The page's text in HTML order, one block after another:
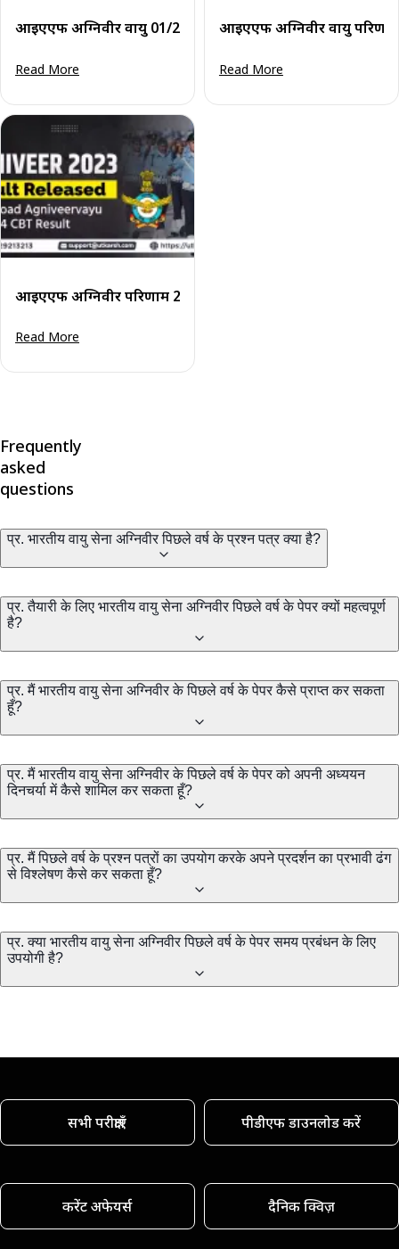
आईएएफ अग्निवीर वायु 01/2027 परिणाम जारी: फेज 1 परिणाम
Read More
आईएएफ अग्निवीर वायु
Read More
आईएएफ अग्निवीर परिणाम 2023 जारी - अग्निवीरवायु 01/2024
Read More
Frequently
asked
questions
प्र. भारतीय वायु सेना अग्निवीर पिछले वर्ष के प्रश्न पत्र क्या है?
प्र. तैयारी के लिए भारतीय वायु सेना अग्निवीर पिछले वर्ष के पेपर क्यों महत्वपूर्ण
है?
प्र. मैं भारतीय वायु सेना अग्निवीर के पिछले वर्ष के पेपर कैसे प्राप्त कर सकता
हूँ?
प्र. मैं भारतीय वायु सेना अग्निवीर के पिछले वर्ष के पेपर को अपनी अध्ययन
दिनचर्या में कैसे शामिल कर सकता हूँ?
प्र. मैं पिछले वर्ष के प्रश्न पत्रों का उपयोग करके अपने प्रदर्शन का प्रभावी ढंग
से विश्लेषण कैसे कर सकता हूँ?
प्र. क्या भारतीय वायु सेना अग्निवीर पिछले वर्ष के पेपर समय प्रबंधन के लिए
उपयोगी है?
सभी परीक्षाएँ पीडीएफ डाउनलोड करें
करेंट अफेयर्स दैनिक क्विज़